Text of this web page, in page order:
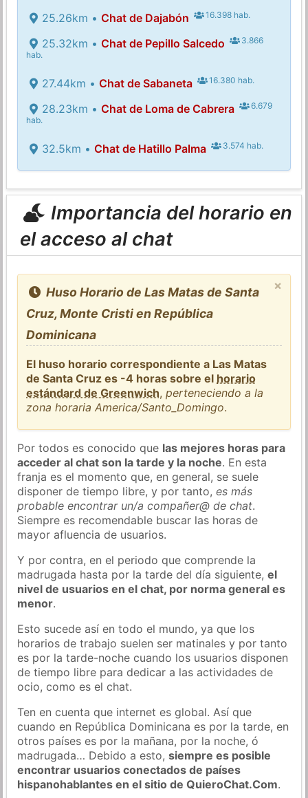
25.26km • Chat de Dajabón 16.398 hab.
25.32km • Chat de Pepillo Salcedo
3.866
hab.
27.44km • Chat de Sabaneta 16.380 hab.
28.23km • Chat de Loma de Cabrera
6.679
hab.
32.5km • Chat de Hatillo Palma 3.574 hab.
Importancia del horario en
el acceso al chat
×
Huso Horario de Las Matas de Santa
Cruz, Monte Cristi en República
Dominicana
El huso horario correspondiente a Las Matas
de Santa Cruz es -4 horas sobre el horario
estándard de Greenwich,perteneciendo a la
zona horaria America/Santo_Domingo.
Por todos es conocido que las mejores horas para
acceder al chat son la tarde y la noche. En esta
franja es el momento que, en general, se suele
disponer de tiempo libre, y por tanto,es más
probable encontrar un/a compañer@ de chat.
Siempre es recomendable buscar las horas de
mayor afluencia de usuarios.
Y por contra, en el periodo que comprende la
madrugada hasta por la tarde del día siguiente,el
nivel de usuarios en el chat, por norma general es
menor.
Esto sucede así en todo el mundo, ya que los
horarios de trabajo suelen ser matinales y por tanto
es por la tarde-noche cuando los usuarios disponen
de tiempo libre para dedicar a las actividades de
ocio, como es el chat.
Ten en cuenta que internet es global. Así que
cuando en República Dominicana es por la tarde, en
otros países es por la mañana, por la noche, ó
madrugada… Debido a esto,siempre es posible
encontrar usuarios conectados de países
hispanohablantes en el sitio de QuieroChat.Com.